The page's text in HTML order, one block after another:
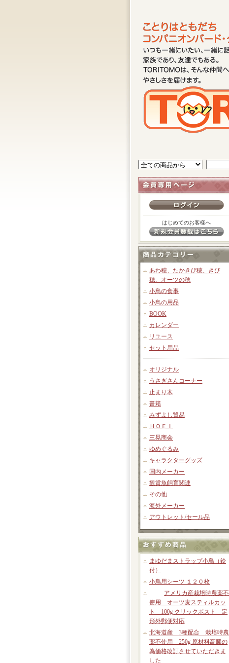
はじめてのお客様へ
あわ穂、たかきび穂、きび
穂、オーツの穂
小鳥の食事
小鳥の用品
BOOK
カレンダー
リユース
セット用品
オリジナル
うさぎさんコーナー
止まり木
書籍
みずよし貿易
ＨＯＥＩ
三晃商会
ゆめぐるみ
キャラクターグッズ
国内メーカー
観賞魚飼育関連
その他
海外メーカー
アウトレット/セール品
まゆだまストラップ小鳥（鈴
付）
小鳥用シーツ １２０枚
アメリカ産栽培時農薬不
使用 オーツ麦スティルカッ
ト 100g クリックポスト 定
形外郵便対応
北海道産 3種配合 栽培時農
薬不使用 250g 原材料高騰の
為価格改訂させていただきま
した